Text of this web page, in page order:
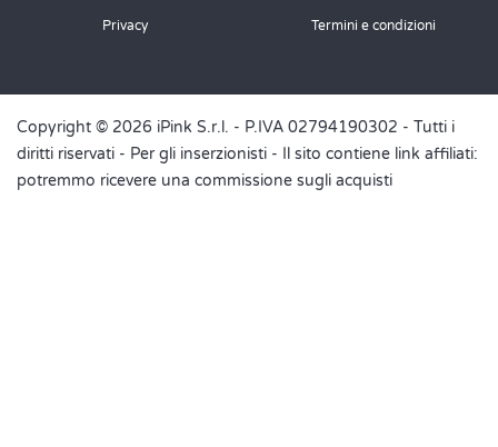
Privacy Termini e condizioni
Copyright © 2026 iPink S.r.l. - P.IVA 02794190302 - Tutti i
diritti riservati - Per gli inserzionisti - Il sito contiene link affiliati:
potremmo ricevere una commissione sugli acquisti